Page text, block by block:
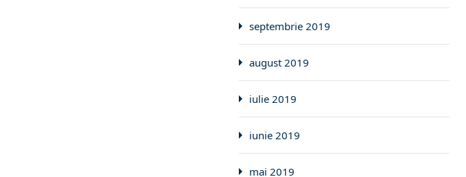
septembrie 2019
august 2019
iulie 2019
iunie 2019
mai 2019